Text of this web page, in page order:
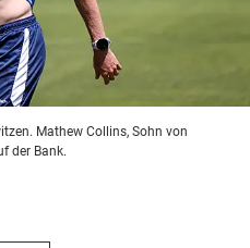
Mathew Collins, Sohn von
der Bank.